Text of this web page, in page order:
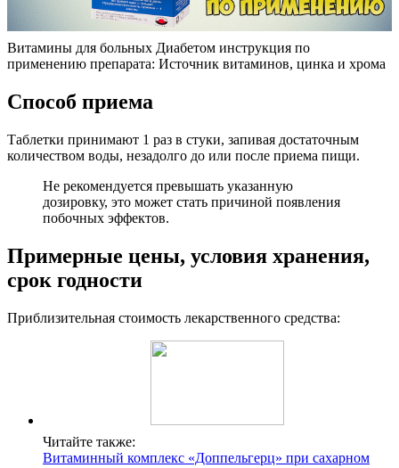
Витамины для больных Диабетом инструкция по
применению препарата: Источник витаминов, цинка и хрома
Способ приема
Таблетки принимают 1 раз в стуки, запивая достаточным
количеством воды, незадолго до или после приема пищи.
Не рекомендуется превышать указанную
дозировку, это может стать причиной появления
побочных эффектов.
Примерные цены, условия хранения,
срок годности
Приблизительная стоимость лекарственного средства:
Читайте также:
Витаминный комплекс «Доппельгерц» при сахарном